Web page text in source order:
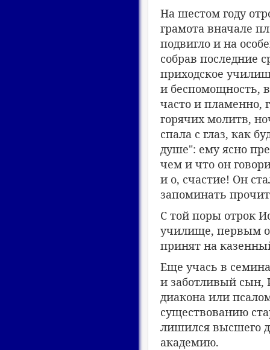
На шестом году
грамота вначале
подвигло и на
собрав последние
приходское
и беспомощность,
часто и пламенно,
горячих молитв,
спала с глаз, как
душе": ему ясно
чем и что он
и о, счастие! Он
запоминать
С той поры отрок
училище, первым
принят на
Еще учась в
и заботливый сын,
диакона или
существованию
лишился высшего
академию.